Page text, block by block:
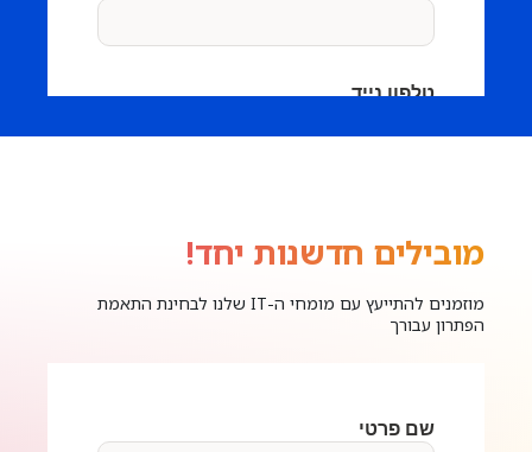
מובילים חדשנות יחד!
מוזמנים להתייעץ עם מומחי ה-IT שלנו לבחינת התאמת
הפתרון עבורך